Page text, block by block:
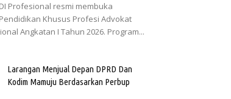
Profesional resmi membuka
Khusus Profesi Advokat
Angkatan I Tahun 2026. Program...
Larangan Menjual Depan DPRD Dan
Kodim Mamuju Berdasarkan Perbup